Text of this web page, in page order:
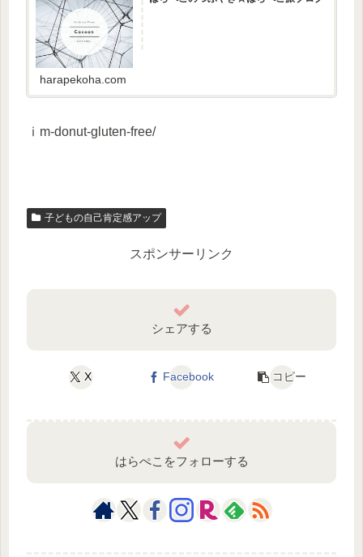
harapekoha.com
ⅰm-donut-gluten-free/
子どもの自己肯定感アップ
スポンサーリンク
シェアする
X Facebook コピー
はらぺこをフォローする